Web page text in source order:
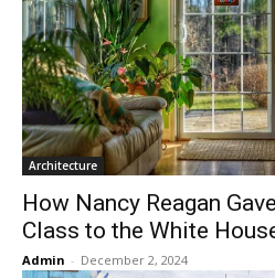
Architecture
How Nancy Reagan
Class to the White
Admin - December 2, 2024